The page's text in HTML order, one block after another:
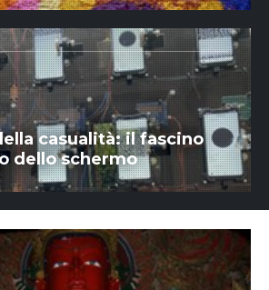
casualità: il fascino
dello schermo